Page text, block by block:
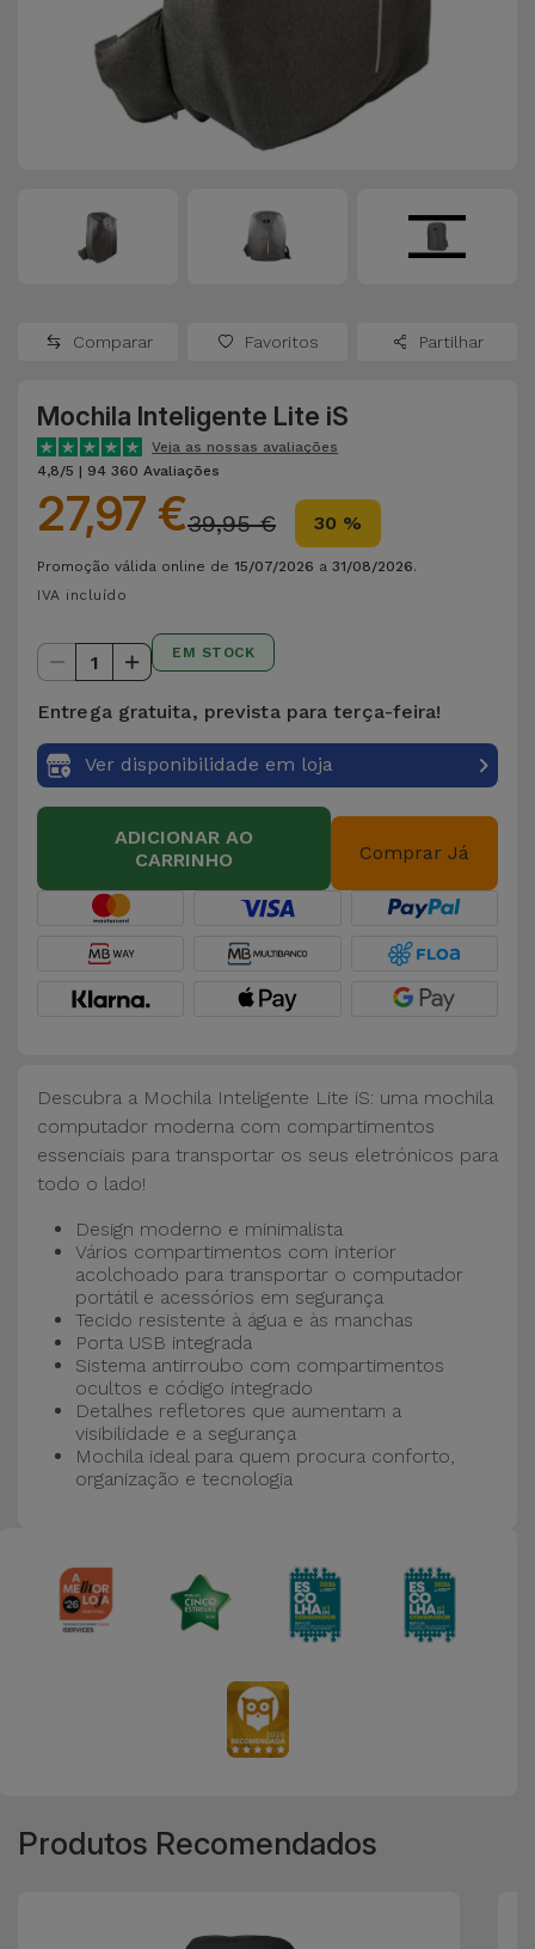
Samsung
Oppo
Dyson
TCL
Outras
Marcas
Ver
tudo
Apple Watch
Recondicionados
Samsung
Recondicionados
tudo
Adaptadores
Capas e
Carregadores
e Colunas
Smartwatches
e Braceletes
Correntes
Telemóvel
Higiene
Localizadores
e Acessórios
Mobilidade,
Acessórios
de
Computador
Acessórios
iPad e
Tablet
Kids
Ver
tudo
Comparar Favoritos Partilhar
Mochila Inteligente Lite iS
Veja as nossas avaliações
4,8/5 | 94 360 Avaliações
27,97 €39,95 € 30 %
Promoção válida online de 15/07/2026 a 31/08/2026.
IVA incluído
1 EM STOCK
Entrega gratuita, prevista para terça-feira!
Ver disponibilidade em loja
ADICIONAR AO
CARRINHO
Comprar Já
Descubra a Mochila Inteligente Lite iS: uma mochila
computador moderna com compartimentos
essenciais para transportar os seus eletrónicos para
todo o lado!
Design moderno e minimalista
Vários compartimentos com interior
acolchoado para transportar o computador
portátil e acessórios em segurança
Tecido resistente à água e às manchas
Porta USB integrada
Sistema antirroubo com compartimentos
ocultos e código integrado
Detalhes refletores que aumentam a
visibilidade e a segurança
Mochila ideal para quem procura conforto,
organização e tecnologia
Produtos Recomendados